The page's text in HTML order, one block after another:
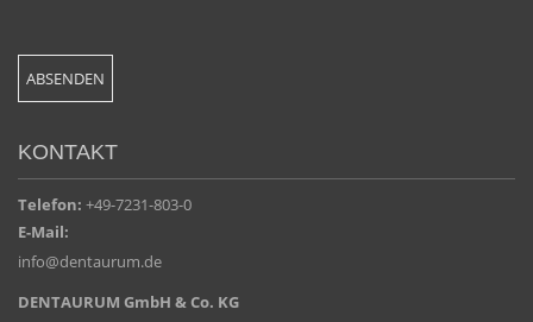
KONTAKT
Telefon: +49-7231-803-0
E-Mail:
info@dentaurum.de
DENTAURUM GmbH & Co. KG